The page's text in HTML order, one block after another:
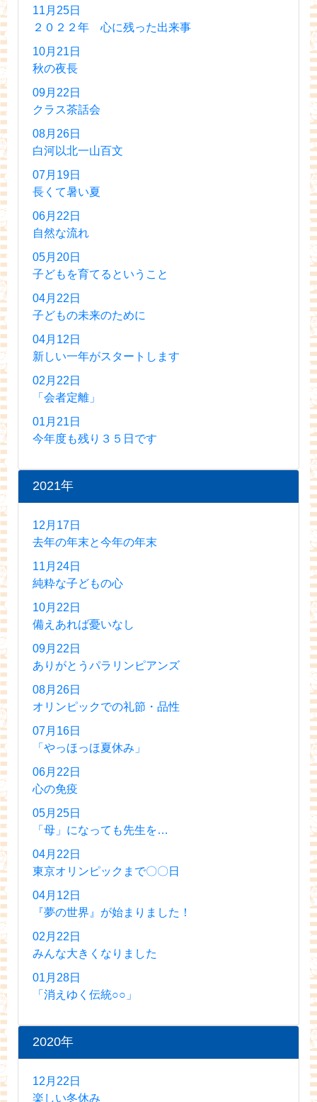
11月25日
２０２２年 心に残った出来事
10月21日
秋の夜長
09月22日
クラス茶話会
08月26日
白河以北一山百文
07月19日
長くて暑い夏
06月22日
自然な流れ
05月20日
子どもを育てるということ
04月22日
子どもの未来のために
04月12日
新しい一年がスタートします
02月22日
「会者定離」
01月21日
今年度も残り３５日です
2021年
12月17日
去年の年末と今年の年末
11月24日
純粋な子どもの心
10月22日
備えあれば憂いなし
09月22日
ありがとうパラリンピアンズ
08月26日
オリンピックでの礼節・品性
07月16日
「やっほっほ夏休み」
06月22日
心の免疫
05月25日
「母」になっても先生を…
04月22日
東京オリンピックまで〇〇日
04月12日
『夢の世界』が始まりました！
02月22日
みんな大きくなりました
01月28日
「消えゆく伝統○○」
2020年
12月22日
楽しい冬休み